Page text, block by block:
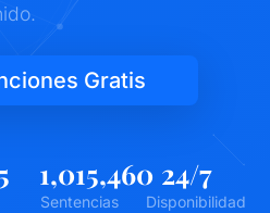
Gratis
1,015,460
Sentencias
24/7
Disponibilidad